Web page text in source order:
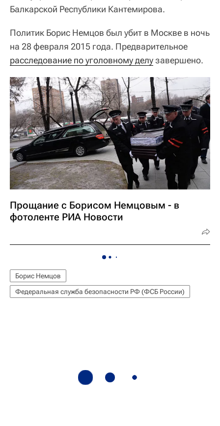
Балкарской Республики Кантемирова.
Политик Борис Немцов был убит в Москве в ночь
на 28 февраля 2015 года. Предварительное
расследование по уголовному делузавершено.
Прощание с Борисом Немцовым - в
фотоленте РИА Новости
Борис Немцов
Федеральная служба безопасности РФ (ФСБ России)